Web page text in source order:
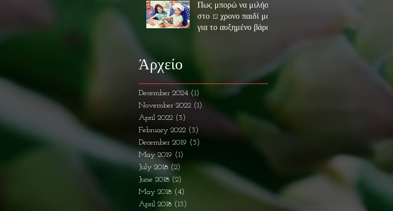
Πως μπορώ να μιλήσω
στο 12 χρονο παιδί μου
για το αυξημένο βάρος
Άρχείο
December 2024 (1)
November 2022 (1)
April 2022 (3)
February 2022 (3)
December 2019 (3)
May 2019 (1)
July 2018 (2)
June 2018 (2)
May 2018 (4)
April 2018 (13)